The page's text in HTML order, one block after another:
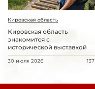
Кировская область
Кировская область
знакомится с
исторической выставкой
30 июля 2026 137